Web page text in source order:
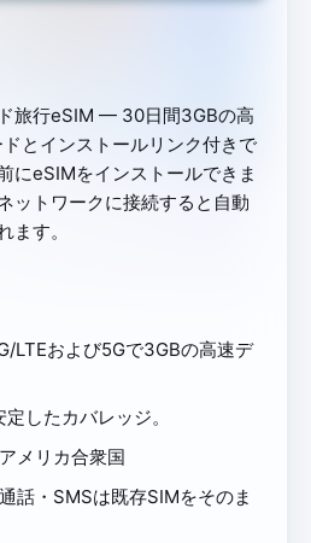
旅行eSIM — 30日間3GBの高
とインストールリンク付きで
にeSIMをインストールできま
ットワークに接続すると自動
ます。
LTEおよび5Gで3GBの高速デ
したカバレッジ。
メリカ合衆国
話・SMSは既存SIMをそのま